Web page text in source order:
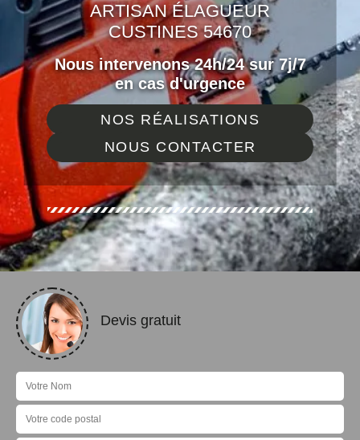
ARTISAN ÉLAGUEUR
CUSTINES 54670
Nous intervenons 24h/24 sur 7j/7
en cas d'urgence
NOS RÉALISATIONS
NOUS CONTACTER
Devis gratuit